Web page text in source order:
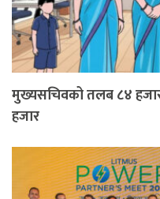
मुख्यसचिवको तलब ८४
हजार